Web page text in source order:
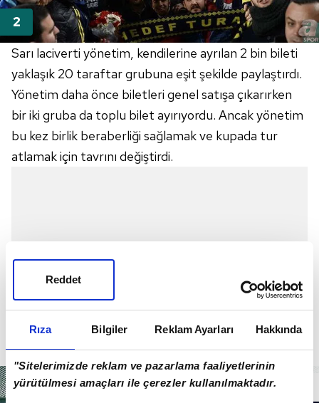
Rıza Bilgiler Reklam Ayarları Hakkında
"Sitelerimizde reklam ve pazarlama faaliyetlerinin
yürütülmesi amaçları ile çerezler kullanılmaktadır.
Reddet
Sarı laciverti yönetim, kendilerine ayrılan 2 bin bileti
yaklaşık 20 taraftar grubuna eşit şekilde paylaştırdı.
Yönetim daha önce biletleri genel satışa çıkarırken
bir iki gruba da toplu bilet ayırıyordu. Ancak yönetim
bu kez birlik beraberliği sağlamak ve kupada tur
atlamak için tavrını değiştirdi.